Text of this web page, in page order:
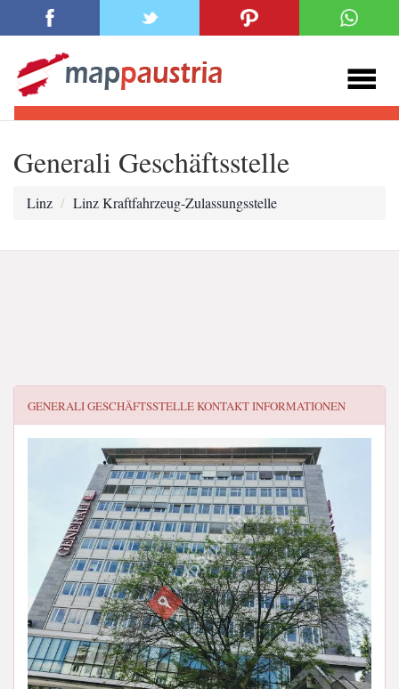
Generali Geschäftsstelle
Linz Linz Kraftfahrzeug-Zulassungsstelle
GENERALI GESCHÄFTSSTELLEKONTAKT INFORMATIONEN